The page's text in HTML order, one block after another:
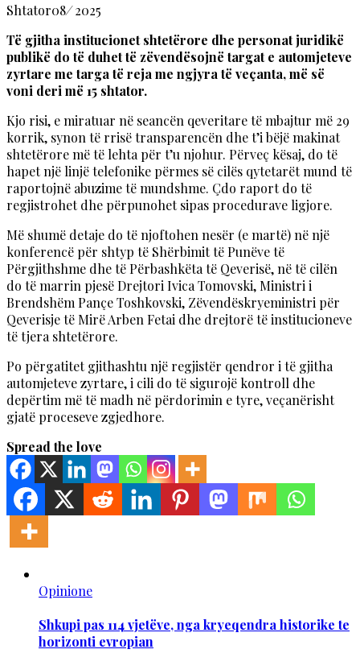
Shtator08/2025
Të gjitha institucionet shtetërore dhe personat juridikë
publikë do të duhet të zëvendësojnë targat e automjeteve
zyrtare me targa të reja me ngjyra të veçanta, më së
voni deri më 15 shtator.
Kjo risi, e miratuar në seancën qeveritare të mbajtur më 29
korrik, synon të rrisë transparencën dhe t’i bëjë makinat
shtetërore më të lehta për t’u njohur. Përveç kësaj, do të
hapet një linjë telefonike përmes së cilës qytetarët mund të
raportojnë abuzime të mundshme. Çdo raport do të
regjistrohet dhe përpunohet sipas procedurave ligjore.
Më shumë detaje do të njoftohen nesër (e martë) në një
konferencë për shtyp të Shërbimit të Punëve të
Përgjithshme dhe të Përbashkëta të Qeverisë, në të cilën
do të marrin pjesë Drejtori Ivica Tomovski, Ministri i
Brendshëm Pançe Toshkovski, Zëvendëskryeministri për
Qeverisje të Mirë Arben Fetai dhe drejtorë të institucioneve
të tjera shtetërore.
Po përgatitet gjithashtu një regjistër qendror i të gjitha
automjeteve zyrtare, i cili do të sigurojë kontroll dhe
depërtim më të madh në përdorimin e tyre, veçanërisht
gjatë proceseve zgjedhore.
Spread the love
Opinione
Shkupi pas 114 vjetëve, nga kryeqendra historike te
horizonti evropian